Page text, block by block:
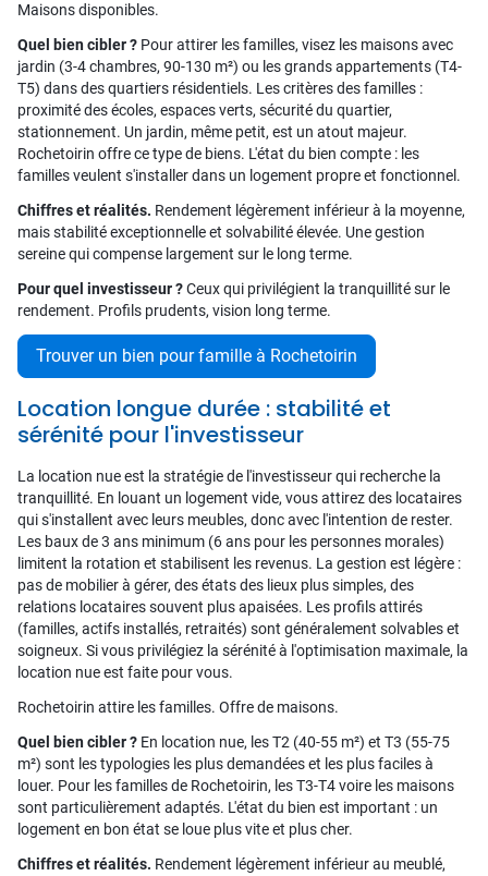
Maisons disponibles.
Quel bien cibler ? Pour attirer les familles, visez les maisons avec
jardin (3-4 chambres, 90-130 m²) ou les grands appartements (T4-
T5) dans des quartiers résidentiels. Les critères des familles :
proximité des écoles, espaces verts, sécurité du quartier,
stationnement. Un jardin, même petit, est un atout majeur.
Rochetoirin offre ce type de biens. L'état du bien compte : les
familles veulent s'installer dans un logement propre et fonctionnel.
Chiffres et réalités. Rendement légèrement inférieur à la moyenne,
mais stabilité exceptionnelle et solvabilité élevée. Une gestion
sereine qui compense largement sur le long terme.
Pour quel investisseur ?Ceux qui privilégient la tranquillité sur le
rendement. Profils prudents, vision long terme.
Trouver un bien pour famille à Rochetoirin
Location longue durée : stabilité et
sérénité pour l'investisseur
La location nue est la stratégie de l'investisseur qui recherche la
tranquillité. En louant un logement vide, vous attirez des locataires
qui s'installent avec leurs meubles, donc avec l'intention de rester.
Les baux de 3 ans minimum (6 ans pour les personnes morales)
limitent la rotation et stabilisent les revenus. La gestion est légère :
pas de mobilier à gérer, des états des lieux plus simples, des
relations locataires souvent plus apaisées. Les profils attirés
(familles, actifs installés, retraités) sont généralement solvables et
soigneux. Si vous privilégiez la sérénité à l'optimisation maximale, la
location nue est faite pour vous.
Rochetoirin attire les familles. Offre de maisons.
Quel bien cibler ? En location nue, les T2 (40-55 m²) et T3 (55-75
m²) sont les typologies les plus demandées et les plus faciles à
louer. Pour les familles de Rochetoirin, les T3-T4 voire les maisons
sont particulièrement adaptés. L'état du bien est important : un
logement en bon état se loue plus vite et plus cher.
Chiffres et réalités. Rendement légèrement inférieur au meublé,